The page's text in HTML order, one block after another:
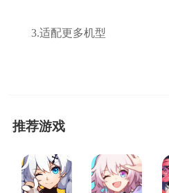
3.适配更多机型
推荐游戏